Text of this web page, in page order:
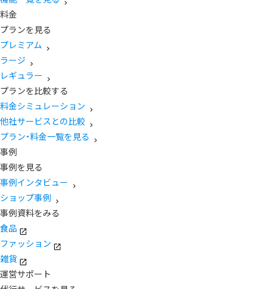
料金
プランを見る
プレミアム
ラージ
レギュラー
プランを比較する
料金シミュレーション
他社サービスとの比較
プラン・料金一覧を見る
事例
事例を見る
事例インタビュー
ショップ事例
事例資料をみる
食品
ファッション
雑貨
運営サポート